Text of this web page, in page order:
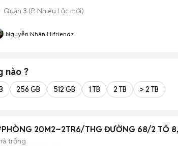
Quận 3 (P. Nhiêu Lộc mới)
Nguyễn Nhân Hifriendz
nào ?
256 GB 512 GB 1 TB 2 TB > 2 TB
20M2~2TR6/THG ĐƯỜNG 68/2 TỔ 8,
trống